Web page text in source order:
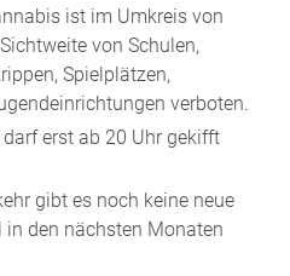
ist im Umkreis von
von Schulen,
Spielplätzen,
verboten.
erst ab 20 Uhr gekifft
gibt es noch keine neue
in den nächsten Monaten